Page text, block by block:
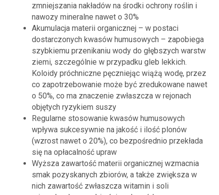
zmniejszania nakładów na środki ochrony roślin i
nawozy mineralne nawet o 30%
Akumulacja materii organicznej – w postaci
dostarczonych kwasów humusowych – zapobiega
szybkiemu przenikaniu wody do głębszych warstw
ziemi, szczególnie w przypadku gleb lekkich.
Koloidy próchniczne pęczniejąc wiążą wodę, przez
co zapotrzebowanie może być zredukowane nawet
o 50%, co ma znaczenie zwłaszcza w rejonach
objętych ryzykiem suszy
Regularne stosowanie kwasów humusowych
wpływa sukcesywnie na jakość i ilość plonów
(wzrost nawet o 20%), co bezpośrednio przekłada
się na opłacalność upraw
Wyższa zawartość materii organicznej wzmacnia
smak pozyskanych zbiorów, a także zwiększa w
nich zawartość zwłaszcza witamin i soli